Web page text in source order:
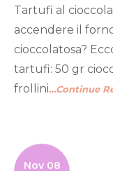
Tartufi al
accendere il
cioccolatosa?
tartufi: 50 gr
frollini…Continue
Nov 08